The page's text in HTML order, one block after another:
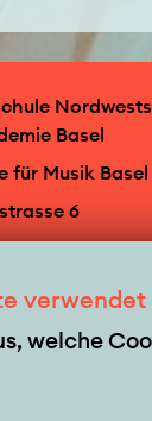
Basel
für Musik
6
57 57
welche